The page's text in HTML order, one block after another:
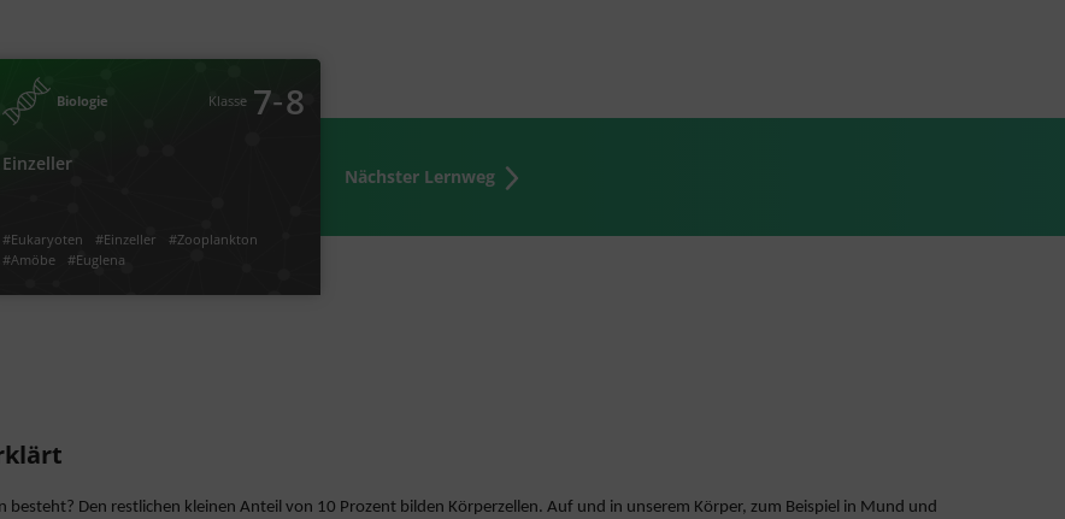
Nächster Lernweg
Biologie Klasse 7‐8
Einzeller
#Eukaryoten #Einzeller
#Zooplankton
#Amöbe
#Euglena
#kontraktile Vakuole
#Geisel #Augentierchen
#Eukaryoten
#Amöbe
besteht? Den restlichen kleinen Anteil von 10 Prozent bilden Körperzellen. Auf und in unserem Körper, zum Beispiel in Mund und